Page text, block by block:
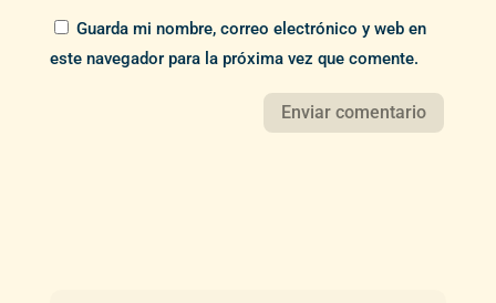
Guarda mi nombre, correo electrónico y web en
este navegador para la próxima vez que comente.